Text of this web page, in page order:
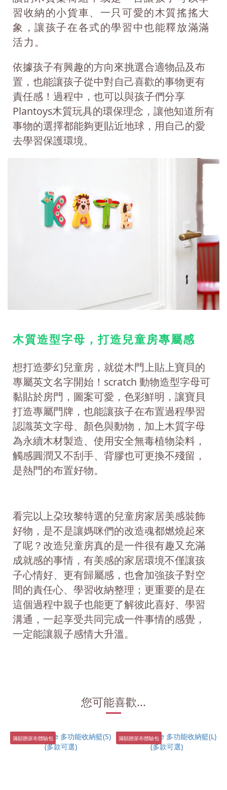
習收納的小貨車、一只可愛的木質搖搖大
象，讓孩子在各式的學習中也能釋放滿滿
活力。
依據孩子有興趣的方向來挑選合適物品及布
置，也能讓孩子從中對自己喜歡的事物更有
責任感！過程中，也可以與孩子們分享
Plantoys木質玩具的環保理念，讓他知道所有
事物的選擇都能夠更貼近地球，用自己的愛
去學習保護環境。
木質造型字母，打造兒童房專屬感
想打造夢幻兒童房，就從木門上貼上寶貝的
專屬英文名字開始！scratch 動物造型字母可
黏貼於房門，圖案可愛，色彩鮮明，讓寶貝
打造專屬門牌，也能讓孩子在布置過程學習
認識英文字母、顏色與動物，加上木質字母
為永續木材製造、使用安全無毒植物染料，
觸感圓潤又不刮手、背膠也可更換不殘留，
是熱門的布置好物。
看完以上朶玫黎特選的兒童房家居美感裝飾
好物，是不是讓媽咪們的改造魂都燃燒起來
了呢？改造兒童房真的是一件很有趣又充滿
成就感的事情，有美感的家居環境不僅讓孩
子心情好、更有歸屬感，也會加強孩子對空
間的責任心、學習收納整理；更重要的是在
這個過程中親子也能更了解彼此喜好、學習
溝通，一起享受共同完成一件事情的感覺，
一定能讓親子感情大升溫。
您可能喜歡...
滿額贈尿布體驗包 滿額贈尿布體驗包